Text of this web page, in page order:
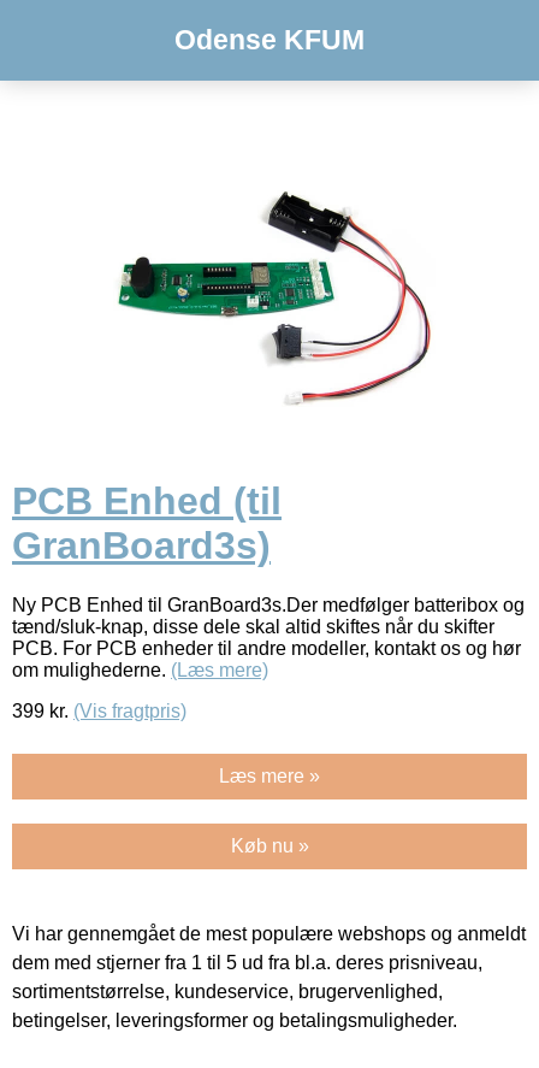
Odense KFUM
PCB Enhed (til
GranBoard3s)
Ny PCB Enhed til GranBoard3s.Der medfølger batteribox og
tænd/sluk-knap, disse dele skal altid skiftes når du skifter
PCB. For PCB enheder til andre modeller, kontakt os og hør
om mulighederne. (Læs mere)
399 kr. (Vis fragtpris)
Læs mere »
Køb nu »
Vi har gennemgået de mest populære webshops og anmeldt
dem med stjerner fra 1 til 5 ud fra bl.a. deres prisniveau,
sortimentstørrelse, kundeservice, brugervenlighed,
betingelser, leveringsformer og betalingsmuligheder.